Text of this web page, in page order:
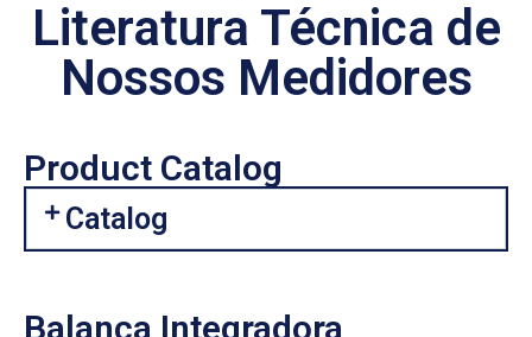
Literatura Técnica de
Nossos Medidores
Product Catalog
Catalog
Balança Integradora